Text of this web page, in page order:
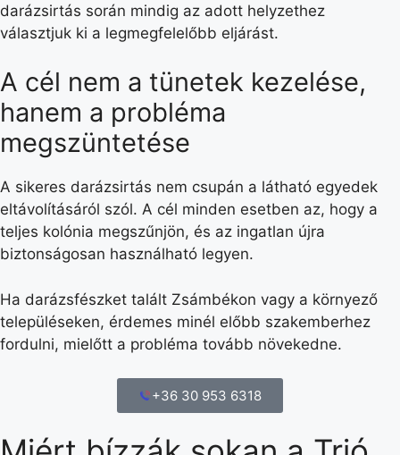
darázsirtás során mindig az adott helyzethez
választjuk ki a legmegfelelőbb eljárást.
A cél nem a tünetek kezelése,
hanem a probléma
megszüntetése
A sikeres darázsirtás nem csupán a látható egyedek
eltávolításáról szól. A cél minden esetben az, hogy a
teljes kolónia megszűnjön, és az ingatlan újra
biztonságosan használható legyen.
Ha darázsfészket talált Zsámbékon vagy a környező
településeken, érdemes minél előbb szakemberhez
fordulni, mielőtt a probléma tovább növekedne.
+36 30 953 6318